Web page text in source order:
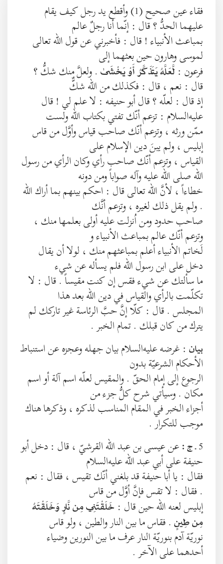
فقاء عين صحيح (1) وأقطع يد رجل كيف يقام
عليهما الحدُّ ؟ قال : إنّما أنا رجلٌ عالم
بمباعث الأنبياء ! قال : فأخبرني عن قول الله تعالى
لموسى وهارون حين بعثهما إلى
فرعون : لَّعَلَّهُ يَتَذَكَّرُ أَوْ يَخْشَىٰ . ولعلَّ منك شكُّ ؟
قال : نعم ، قال : فكذلك من الله شكٌّ
إذ قال : لعلّه ؟ قال أبو حنيفه : لا علم لي ! قال
عليه‌السلام : تزعم أنّك تفتي بكتاب الله ولست
ممّن ورثه ، وتزعم أنّك صاحب قياس وأوَّل من قاس
إبليس ، ولم يبنَ دين الإسلام على
القياس ، وتزعم أنّك صاحب رأي وكان الرأي من رسول
الله صلى الله عليه وآله صواباً ومن دونه
خطاءاً ، لأنَّ الله تعالى قال : احكم بينهم بما أراك الله
. ولم يقل ذلك لغيره ، وتزعم أنَّك
صاحب حدود ومن اُنزلت عليه أولى بعلمها منك ،
وتزعم أنّك عالم بمباعث الأنبياء و
لَخاتم الأنبياء أعلم بمباعثهم منك ، لولا أن يقال
دخل على ابن رسول الله فلم يسأله عن شيء
ما سألتك عن شيء فقس إن كنت مقيساً . قال : لا
تكلّمت بالرأي والقياس في دين الله بعد هذا
المجلس . قال : كلّا إنَّ حبَّ الرئاسة غير تاركك لم
يترك من كان قبلك . تمام الخبر .
بيان : غرضه عليه‌السلام بيان جهله وعجزه عن استنباط
الأحكام الشرعيّة بدون
الرجوع إلى إمام الحقّ . والمقيس لعلّه اسم آلة أو اسم
مكان . وسيأتي شرح كلُّ جزء من
أجزاء الخبر في المقام المناسب لذكره ، وذكرها هناك
موجب للتكرار .
5 ـ ج :عن عيسى بن عبد الله القرشيّ ، قال : دخل أبو
حنيفة على أبي عبد الله عليه‌السلام
فقال : يا أبا حنيفة قد بلغني أنّك تقيس ، فقال : نعم
. فقال : لا تقس فإنَّ أوَّل من قاس
إبليس لعنه الله حين قال : خَلَقْتَنِي مِن نَّارٍ وَخَلَقْتَهُ
مِن طِينٍ . فقاس ما بين النار والطين ، ولو قاس
نوريّة آدم بنوريّة النار عرف ما بين النورين وضياء
أحدهما على الآخر .